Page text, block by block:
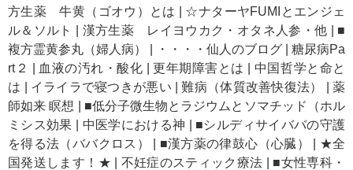
方生薬 牛黄（ゴオウ）とは
☆ナターヤFUMIとエンジェ
ル＆ソルト
漢方生薬 レイヨウカク・オタネ人参・他
■
複方霊黄参丸（婦人病）
・・・・仙人のブログ
糖尿病Pa
rt２
血液の汚れ・酸化 |更年期障害とは
中国哲学と命と
は
イライラで寝つきが悪い |難病（体質改善快復法） |薬
師如来 瞑想
■低分子微生物とラジウムとソマチッド（ホル
ミシス効果
中医学における神
■シルディサイババの守護
を得る法（ババクロス）
■漢方薬の律鼓心（心臓）
★全
国発送します！★
不妊症のスティック療法
■女性専科・